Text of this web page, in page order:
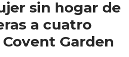
sin hogar de
a cuatro
Garden